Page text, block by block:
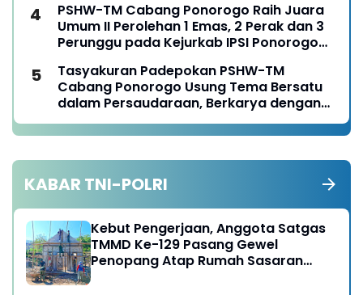
PSHW-TM Cabang Ponorogo Raih Juara
Umum II Perolehan 1 Emas, 2 Perak dan 3
Perunggu pada Kejurkab IPSI Ponorogo
Tasyakuran Padepokan PSHW-TM
Cabang Ponorogo Usung Tema Bersatu
dalam Persaudaraan, Berkarya dengan
Keikhlasan dan Mengabdi dengan
Tanggungjawab
KABAR TNI-POLRI
Kebut Pengerjaan, Anggota Satgas
TMMD Ke-129 Pasang Gewel
Penopang Atap Rumah Sasaran